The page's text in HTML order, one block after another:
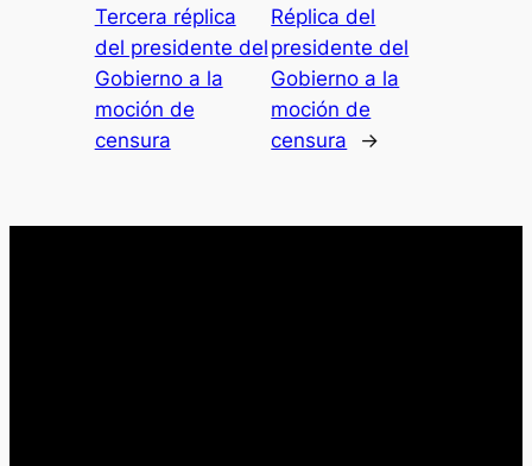
Tercera réplica
del presidente del
Gobierno a la
moción de
censura
Réplica del
presidente del
Gobierno a la
moción de
censura
→